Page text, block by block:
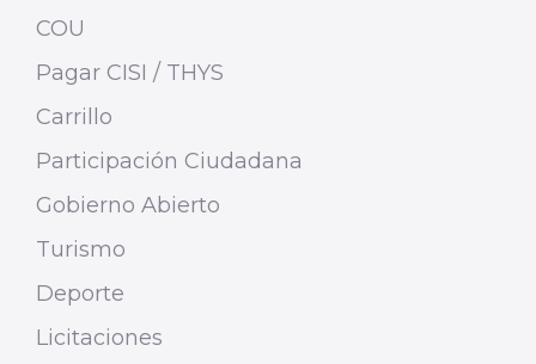
COU
Pagar CISI / THYS
Carrillo
Participación Ciudadana
Gobierno Abierto
Turismo
Deporte
Licitaciones